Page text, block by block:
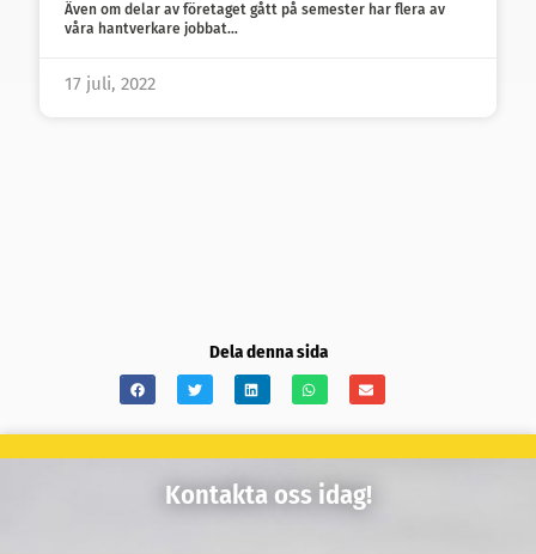
Även om delar av företaget gått på semester har flera av
våra hantverkare jobbat…
17 juli, 2022
Dela denna sida
Kontakta oss idag!